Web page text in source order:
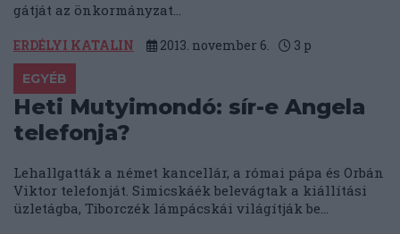
gátját az önkormányzat...
ERDÉLYI KATALIN 2013. november 6. 3 p
EGYÉB
Heti Mutyimondó: sír-e Angela
telefonja?
Lehallgatták a német kancellár, a római pápa és Orbán
Viktor telefonját. Simicskáék belevágtak a kiállítási
üzletágba, Tiborczék lámpácskái világítják be...